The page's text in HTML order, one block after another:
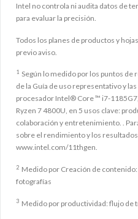
Intel no controla ni audita datos de
para evaluar la precisión.
Todos los planes de productos y
previo aviso.
1 Según lo medido por los puntos de
de la Guía de uso representativo y
procesador Intel® Core ™ i7-
Ryzen 7 4800U, en 5 usos clave:
colaboración y entretenimiento. .
sobre el rendimiento y los
www.intel.com/11thgen.
2 Medido por Creación de
fotografías
3 Medido por productividad: flujo de